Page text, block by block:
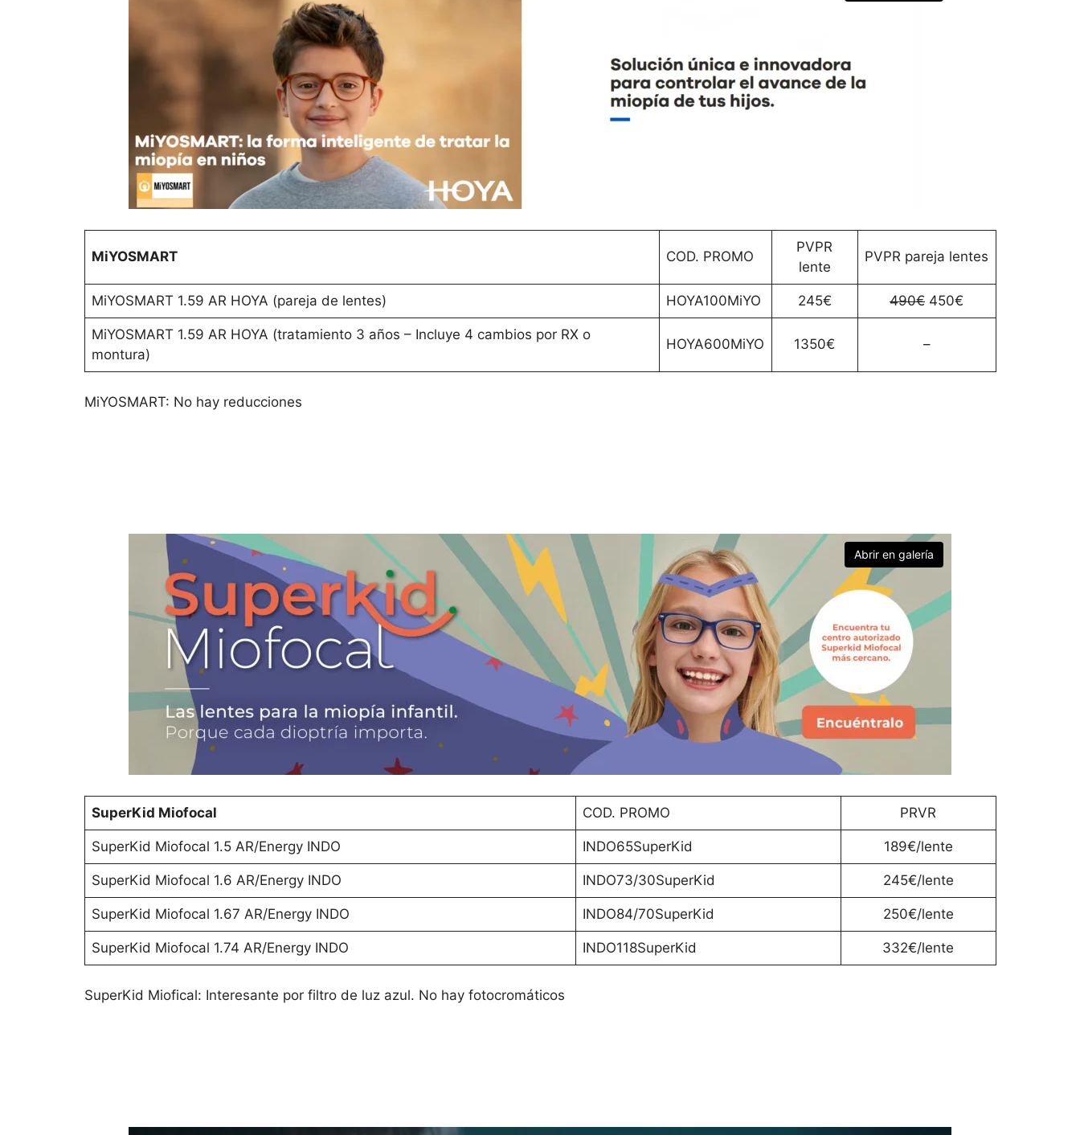
MiYOSMART COD. PROMO
PVPR
lente
PVPR pareja lentes
MiYOSMART 1.59 AR HOYA (pareja de lentes) HOYA100MiYO 245€ 490€ 450€
MiYOSMART 1.59 AR HOYA (tratamiento 3 años – Incluye 4 cambios por RX o
montura)
HOYA600MiYO 1350€ –
MiYOSMART: No hay reducciones
Abrir en galería
SuperKid Miofocal COD. PROMO PRVR
SuperKid Miofocal 1.5 AR/Energy INDO INDO65SuperKid 189€/lente
SuperKid Miofocal 1.6 AR/Energy INDO INDO73/30SuperKid 245€/lente
SuperKid Miofocal 1.67 AR/Energy INDO INDO84/70SuperKid 250€/lente
SuperKid Miofocal 1.74 AR/Energy INDO INDO118SuperKid 332€/lente
SuperKid Miofical: Interesante por filtro de luz azul. No hay fotocromáticos